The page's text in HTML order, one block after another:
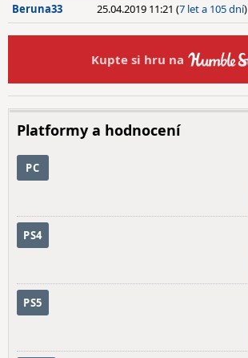
Beruna33
25.04.2019 11:21 (7 let a 105 dní)
Kupte si hru na
Platformy a hodnocení
PC
PS4
PS5